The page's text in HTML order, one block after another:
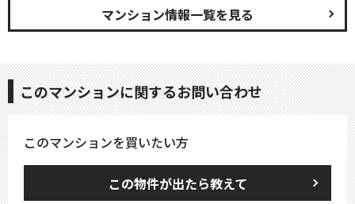
マンション情報一覧を見る
このマンションに関するお問い合わせ
このマンションを買いたい方
この物件が出たら教えて